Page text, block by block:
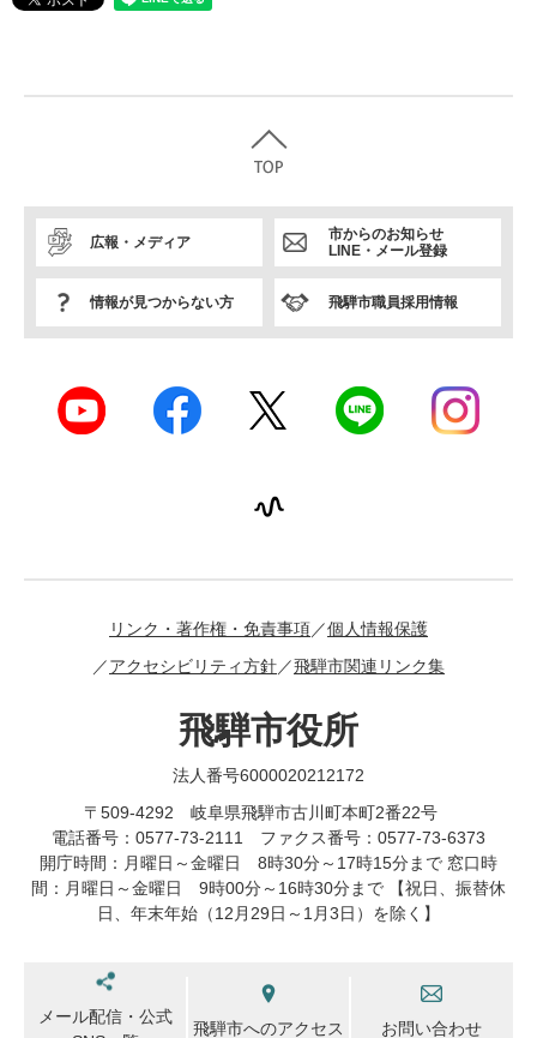
広報・メディア
市からのお知らせ
LINE・メール登録
情報が見つからない方 飛騨市職員採用情報
リンク・著作権・免責事項
個人情報保護
アクセシビリティ方針
飛騨市関連リンク集
飛騨市役所
法人番号6000020212172
〒509-4292 岐阜県飛騨市古川町本町2番22号
電話番号：0577-73-2111 ファクス番号：0577-73-6373
開庁時間：月曜日～金曜日 8時30分～17時15分まで 窓口時
間：月曜日～金曜日 9時00分～16時30分まで 【祝日、振替休
日、年末年始（12月29日～1月3日）を除く】
メール配信・公式
飛騨市へのアクセス お問い合わせ